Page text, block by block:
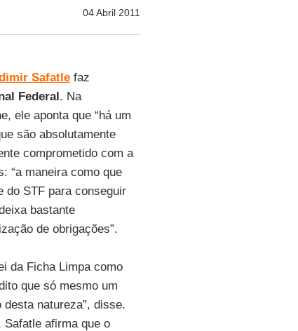
04 Abril 2011
Safatlefaz
Federal. Na
ele aponta que “há um
são absolutamente
comprometido com a
“a maneira como que
do STF para conseguir
bastante
de obrigações”.
da Ficha Limpa como
que só mesmo um
natureza”, disse.
afirma que o